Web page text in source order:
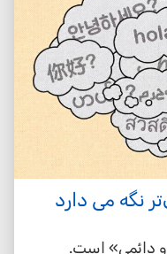
نگه می دارد
دائمی» است.